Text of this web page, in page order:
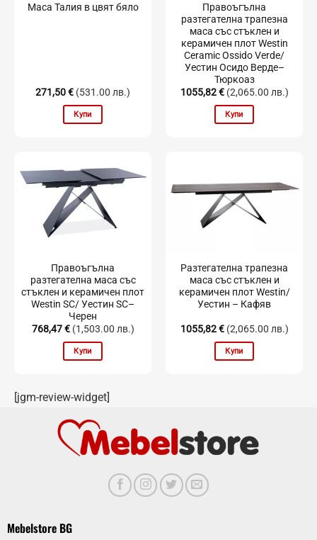
Маса Талия в цвят бяло
271,50€ (531.00 лв.)
Купи
Правоъгълна
разтегателна трапезна
маса със стъклен и
керамичен плот Westin
Ceramic Ossido Verde/
Уестин Осидо Верде–
Тюркоаз
1055,82€ (2,065.00 лв.)
Купи
Правоъгълна
разтегателна маса със
стъклен и керамичен плот
Westin SC/ Уестин SC–
Черен
768,47€ (1,503.00 лв.)
Купи
Разтегателна трапезна
маса със стъклен и
керамичен плот Westin/
Уестин – Кафяв
1055,82€ (2,065.00 лв.)
Купи
[jgm-review-widget]
Mebelstore BG